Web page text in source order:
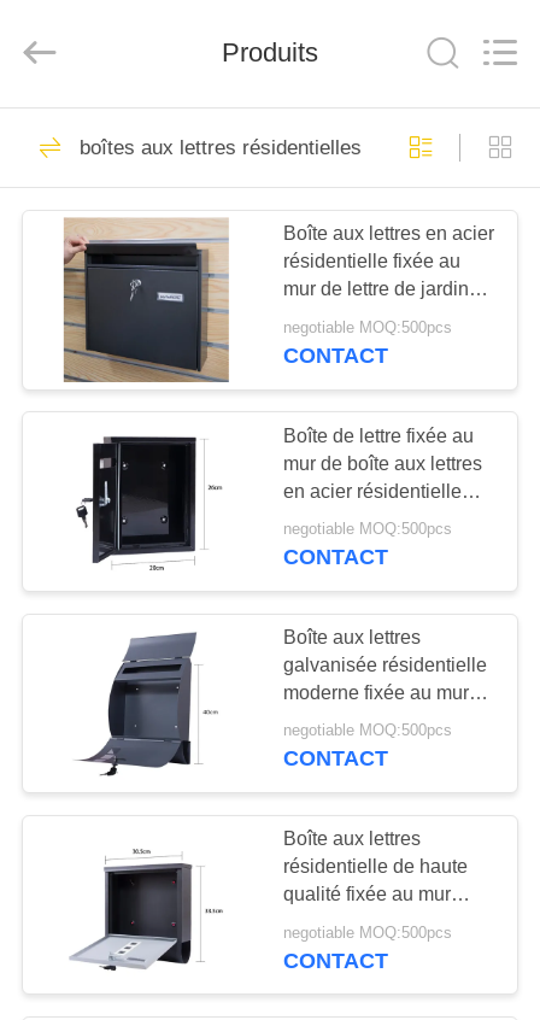
MAISON
PRODUITS
SUJET
NOUS
VISITE
D'USINE
CONTRÔLE
DE
QUALITÉ
CONTACTEZ-
NOUS
DEMANDEZ
CITATION
shanghai
industry.co.ltd.
Échelle en
aluminium pliable
Échelle
télescopique en
aluminium
12
Échelle multi en
aluminium de but
Échelle d'extension
en aluminium
Produits
boîtes aux lettres résidentielles
Boîte aux lettres en acier
résidentielle fixée au
mur de lettre de jardin
extérieur de boîte
negotiable MOQ:500pcs
CONTACT
Boîte de lettre fixée au
mur de boîte aux lettres
en acier résidentielle
imperméable de haute
résistance durable
negotiable MOQ:500pcs
CONTACT
Boîte aux lettres
galvanisée résidentielle
moderne fixée au mur
extérieure en métal de
boîte de lettre
negotiable MOQ:500pcs
CONTACT
Boîte aux lettres
résidentielle de haute
qualité fixée au mur
extérieure de boîte de
lettre
negotiable MOQ:500pcs
CONTACT